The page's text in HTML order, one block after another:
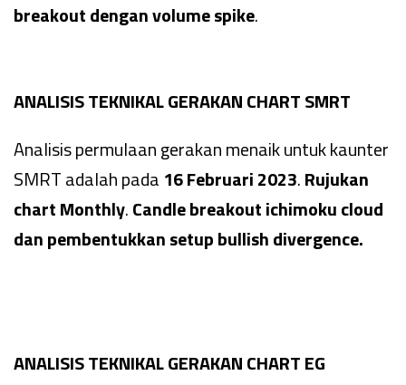
breakout dengan volume spike.
ANALISIS TEKNIKAL GERAKAN CHART SMRT
Analisis permulaan gerakan menaik untuk kaunter
SMRT adalah pada 16 Februari 2023.Rujukan
chart Monthly.Candle breakout ichimoku cloud
dan pembentukkan setup bullish divergence.
ANALISIS TEKNIKAL GERAKAN CHART EG